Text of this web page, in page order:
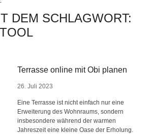
DEM SCHLAGWORT:
Terrasse online mit Obi planen
26. Juli 2023
Eine Terrasse ist nicht einfach nur eine
Erweiterung des Wohnraums, sondern
insbesondere während der warmen
Jahreszeit eine kleine Oase der Erholung.